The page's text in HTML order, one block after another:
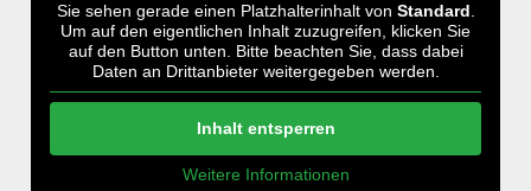
Sie sehen gerade einen Platzhalterinhalt von Standard
Um auf den eigentlichen Inhalt zuzugreifen, klicken Sie
auf den Button unten. Bitte beachten Sie, dass dabei
Daten an Drittanbieter weitergegeben werden.
Inhalt entsperren
Weitere Informationen